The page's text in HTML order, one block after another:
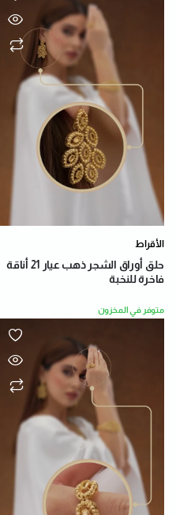
الأقراط
حلق أوراق الشجر ذهب عيار 21 أناقة
فاخرة للنخبة
متوفر في المخزون